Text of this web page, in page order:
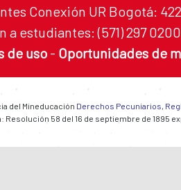
Conexión UR Bogotá:
estudiantes: (571) 297
de uso - Oportunidades de
del Mineducación Derechos Pecuniarios,
58 del 16 de septiembre de 1895